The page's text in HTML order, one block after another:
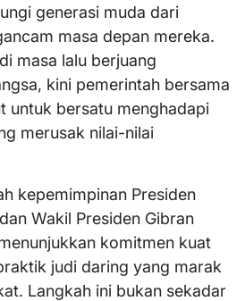
generasi muda dari
masa depan mereka.
masa lalu berjuang
kini pemerintah bersama
untuk bersatu menghadapi
merusak nilai-nilai
kepemimpinan Presiden
Wakil Presiden Gibran
komitmen kuat
judi daring yang marak
Langkah ini bukan sekadar